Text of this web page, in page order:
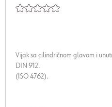
Vijak sa cilindričnom glavom i
DIN 912.
(ISO 4762).